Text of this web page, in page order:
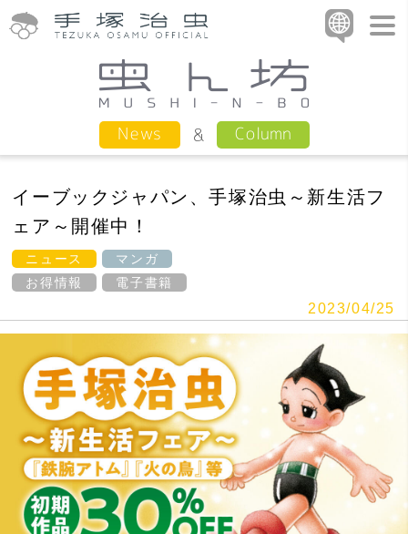
News Column
イーブックジャパン、手塚治虫～新生活フ
ェア～開催中！
ニュース
マンガ
お得情報
電子書籍
2023/04/25